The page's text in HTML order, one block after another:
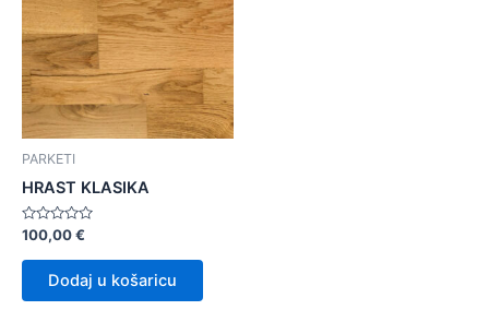
PARKETI
HRAST KLASIKA
Ocijenjeno
od
100,00€
Dodaj u košaricu